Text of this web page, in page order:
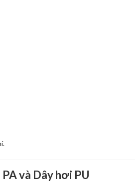
và Dây hơi PU